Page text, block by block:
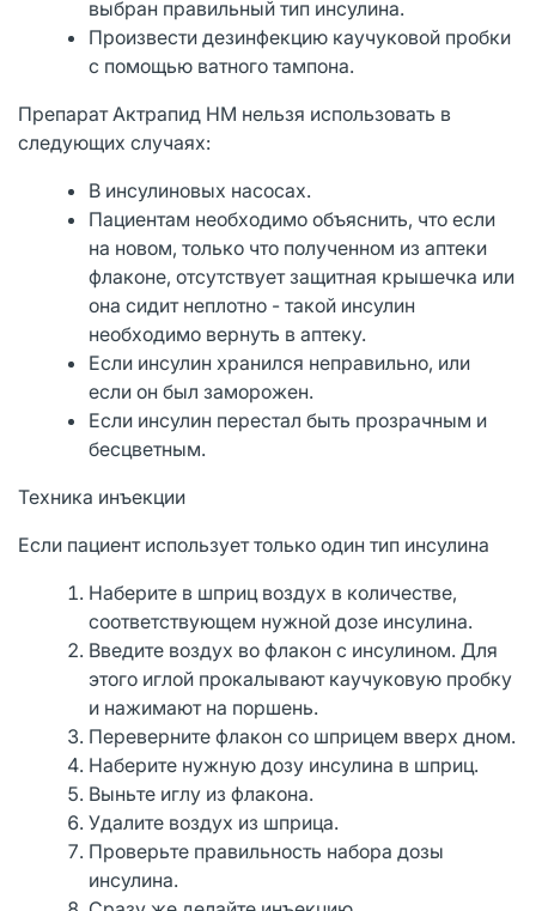
выбран правильный тип инсулина.
Произвести дезинфекцию каучуковой пробки
с помощью ватного тампона.
Препарат Актрапид НМ нельзя использовать в
следующих случаях:
В инсулиновых насосах.
Пациентам необходимо объяснить, что если
на новом, только что полученном из аптеки
флаконе, отсутствует защитная крышечка или
она сидит неплотно - такой инсулин
необходимо вернуть в аптеку.
Если инсулин хранился неправильно, или
если он был заморожен.
Если инсулин перестал быть прозрачным и
бесцветным.
Техника инъекции
Если пациент использует только один тип инсулина
Наберите в шприц воздух в количестве,
соответствующем нужной дозе инсулина.
Введите воздух во флакон с инсулином. Для
этого иглой прокалывают каучуковую пробку
и нажимают на поршень.
Переверните флакон со шприцем вверх дном.
Наберите нужную дозу инсулина в шприц.
Выньте иглу из флакона.
Удалите воздух из шприца.
Проверьте правильность набора дозы
инсулина.